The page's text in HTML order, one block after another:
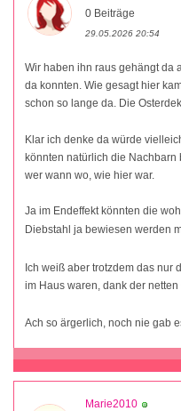
0 Beiträge
29.05.2026 20:54
Wir haben ihn raus gehängt da
da konnten. Wie gesagt hier
schon so lange da. Die
Klar ich denke da würde
könnten natürlich die Nachbarn
wer wann wo, wie hier war.
Ja im Endeffekt könnten die
Diebstahl ja bewiesen werden
Ich weiß aber trotzdem das nur
im Haus waren, dank der
Ach so ärgerlich, noch nie gab
Marie2010